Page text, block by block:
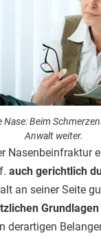
Nase: Beim
Anwalt weiter.
Nasenbeinfraktur
auch gerichtlich
an seiner Seite
Grundlagen
derartigen